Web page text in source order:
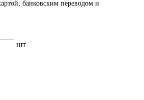
банковским переводом и
шт